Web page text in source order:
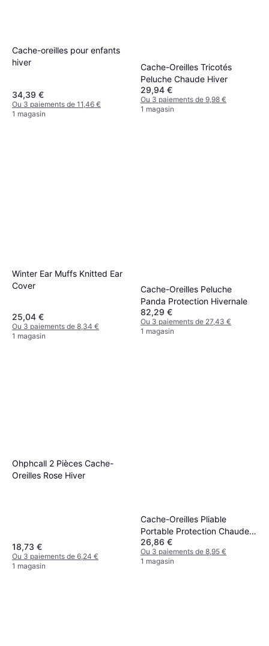
Cache-oreilles pour enfants
hiver
34,39 €
Ou 3 paiements de 11,46 €
1 magasin
Cache-Oreilles Tricotés
Peluche Chaude Hiver
29,94 €
Ou 3 paiements de 9,98 €
1 magasin
Winter Ear Muffs Knitted Ear
Cover
25,04 €
Ou 3 paiements de 8,34 €
1 magasin
Cache-Oreilles Peluche
Panda Protection Hivernale
82,29 €
Ou 3 paiements de 27,43 €
1 magasin
Ohphcall 2 Pièces Cache-
Oreilles Rose Hiver
18,73 €
Ou 3 paiements de 6,24 €
1 magasin
Cache-Oreilles Pliable
Portable Protection Chaude
Coupe-Vent
26,86 €
Ou 3 paiements de 8,95 €
1 magasin